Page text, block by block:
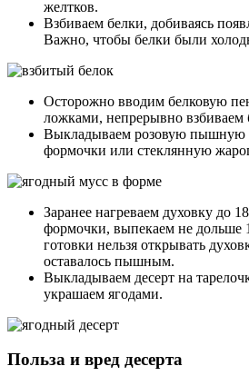
желтков.
Взбиваем белки, добиваясь
Важно, чтобы белки были
Осторожно вводим белковую
ложками, непрерывно взбиваем
Выкладываем розовую пышную
формочки или стеклянную
Заранее нагреваем духовку до
формочки, выпекаем не дольше
готовки нельзя открывать
оставалось пышным.
Выкладываем десерт на
украшаем ягодами.
Польза и вред десерта